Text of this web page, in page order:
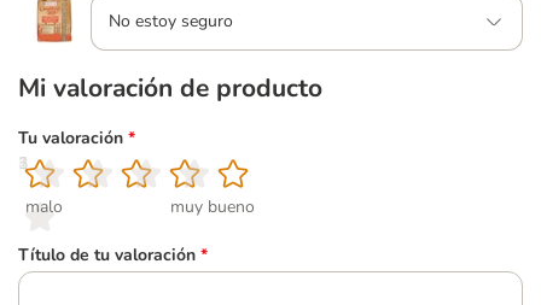
No estoy seguro
Mi valoración de producto
Tu valoración *
1
malo
2
3
4
5
muy bueno
Título de tu valoración *